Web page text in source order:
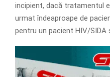
incipient, dacă tratamentul
urmat îndeaproape de
pentru un pacient HIV/SIDA